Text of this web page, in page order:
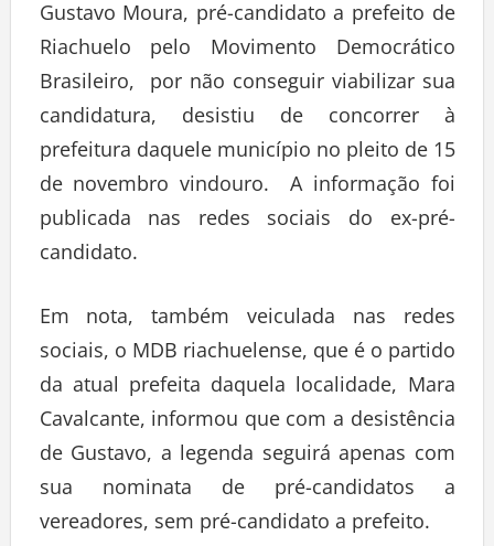
Gustavo Moura, pré-candidato a prefeito de
Riachuelo pelo Movimento Democrático
Brasileiro, por não conseguir viabilizar sua
candidatura, desistiu de concorrer à
prefeitura daquele município no pleito de 15
de novembro vindouro. A informação foi
publicada nas redes sociais do ex-pré-
candidato.
Em nota, também veiculada nas redes
sociais, o MDB riachuelense, que é o partido
da atual prefeita daquela localidade, Mara
Cavalcante, informou que com a desistência
de Gustavo, a legenda seguirá apenas com
sua nominata de pré-candidatos a
vereadores, sem pré-candidato a prefeito.